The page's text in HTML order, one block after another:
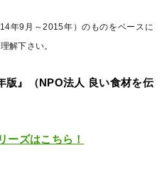
年9月～2015年）のものをベースに
解下さい。
版』（NPO法人 良い食材を伝
ーズはこちら！